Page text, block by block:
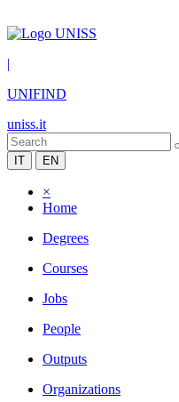
|
UNIFIND
uniss.it
IT EN
×
Home
Degrees
Courses
Jobs
People
Outputs
Organizations